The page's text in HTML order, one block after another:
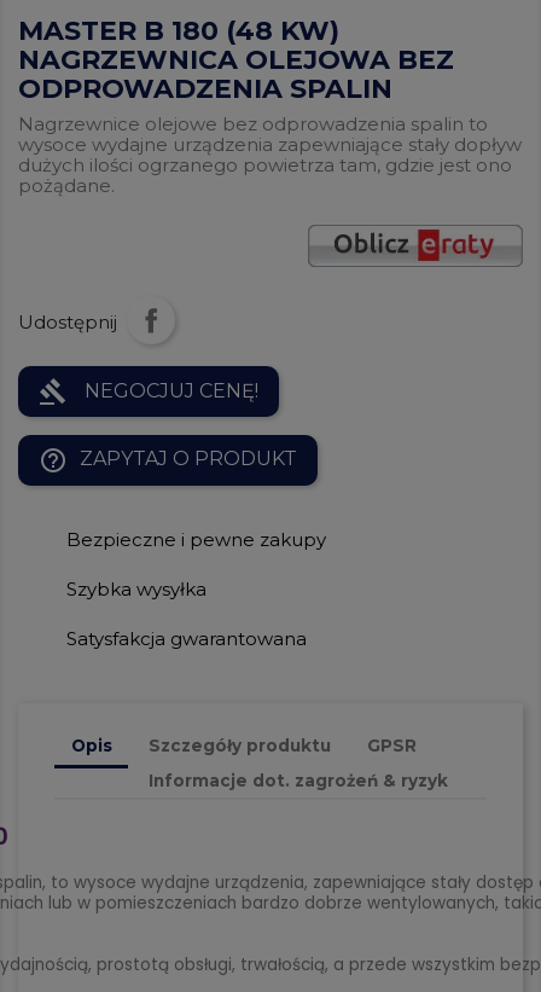
MASTER B 180 (48 KW)
NAGRZEWNICA OLEJOWA BEZ
ODPROWADZENIA SPALIN
Nagrzewnice olejowe bez odprowadzenia spalin to
wysoce wydajne urządzenia zapewniające stały dopływ
dużych ilości ogrzanego powietrza tam, gdzie jest ono
pożądane.
Udostępnij
gavel NEGOCJUJ CENĘ!
help_outline ZAPYTAJ O PRODUKT
Bezpieczne i pewne zakupy
Szybka wysyłka
Satysfakcja gwarantowana
Opis Szczegóły produktu
GPSR
Informacje dot. zagrożeń & ryzyk
to wysoce wydajne urządzenia, zapewniające stały
lub w pomieszczeniach bardzo dobrze wentylowanych,
prostotą obsługi, trwałością, a przede wszystkim